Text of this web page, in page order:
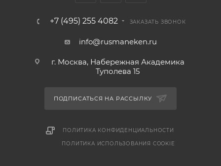
+7 (495) 255 4082 ЗАКАЗАТЬ ЗВОНОК
info@rusmaneken.ru
г. Москва, Набережная Академика
Туполева 15
ПОДПИСАТЬСЯ НА РАССЫЛКУ
ПОЛИТИКА КОНФИДЕНЦИАЛЬНОСТИ
ПОЛИТИКА ИСПОЛЬЗОВАНИЯ COOKIE